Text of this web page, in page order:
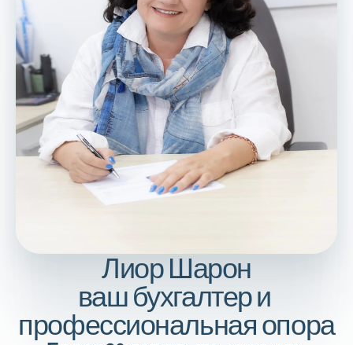
Лиор Шарон
ваш бухгалтер и
профессиональная опора